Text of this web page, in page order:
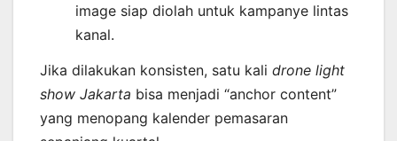
image siap diolah untuk kampanye lintas
kanal.
Jika dilakukan konsisten, satu kali drone light
show Jakarta bisa menjadi “anchor content”
yang menopang kalender pemasaran